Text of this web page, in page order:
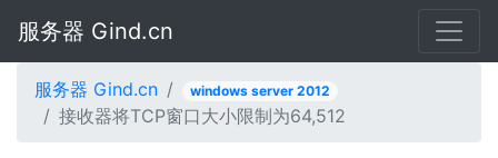
服务器 Gind.cn
服务器 Gind.cn windows server 2012
接收器将TCP窗口大小限制为64,512